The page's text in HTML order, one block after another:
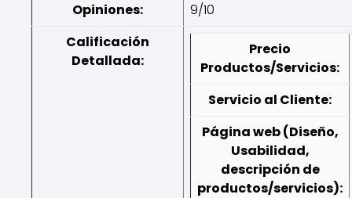
Opiniones:
9/10
Calificación
Detallada:
Precio
Productos/Servicios:
Servicio al Cliente:
Página web (Diseño,
Usabilidad,
descripción de
productos/servicios):